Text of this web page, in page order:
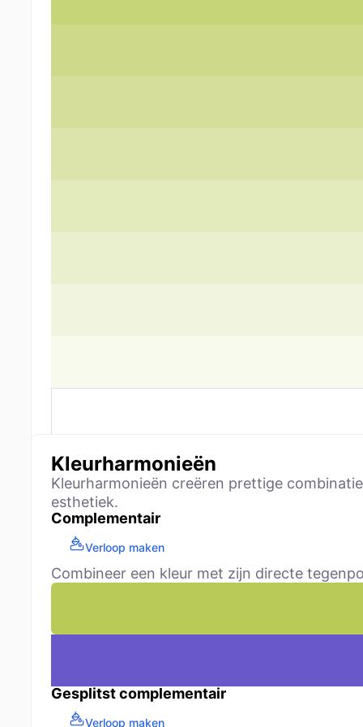
Kleurharmonieën
Kleurharmonieën creëren prettige
esthetiek.
Complementair
Verloop maken
Combineer een kleur met zijn directe
Gesplitst complementair
Verloop maken